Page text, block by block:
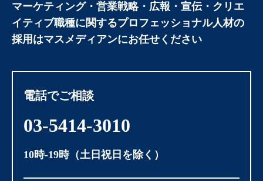
マーケティング・営業戦略・広報・宣伝・クリエ
イティブ職種に関するプロフェッショナル人材の
採用はマスメディアンにお任せください
電話でご相談
03-5414-3010
10時-19時（土日祝日を除く）